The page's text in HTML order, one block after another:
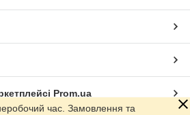
Prom.ua
час. Замовлення та